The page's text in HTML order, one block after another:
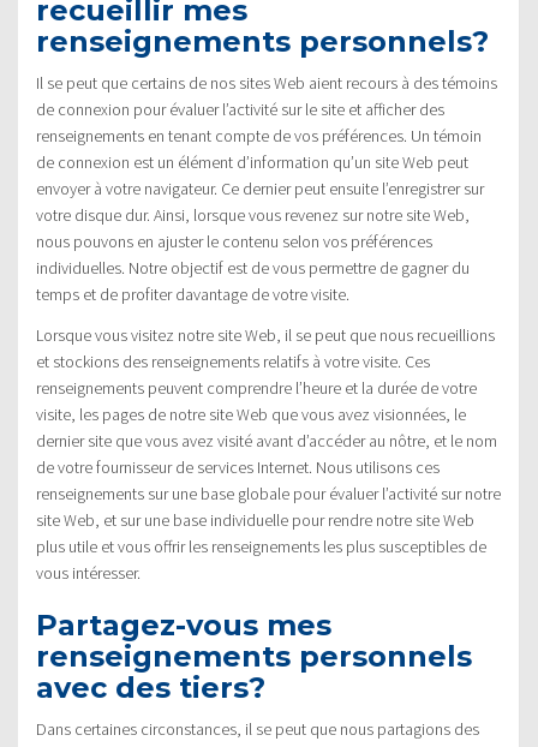
recueillir mes
renseignements personnels?
Il se peut que certains de nos sites Web aient recours à des témoins
de connexion pour évaluer l’activité sur le site et afficher des
renseignements en tenant compte de vos préférences. Un témoin
de connexion est un élément d’information qu’un site Web peut
envoyer à votre navigateur. Ce dernier peut ensuite l’enregistrer sur
votre disque dur. Ainsi, lorsque vous revenez sur notre site Web,
nous pouvons en ajuster le contenu selon vos préférences
individuelles. Notre objectif est de vous permettre de gagner du
temps et de profiter davantage de votre visite.
Lorsque vous visitez notre site Web, il se peut que nous recueillions
et stockions des renseignements relatifs à votre visite. Ces
renseignements peuvent comprendre l’heure et la durée de votre
visite, les pages de notre site Web que vous avez visionnées, le
dernier site que vous avez visité avant d’accéder au nôtre, et le nom
de votre fournisseur de services Internet. Nous utilisons ces
renseignements sur une base globale pour évaluer l’activité sur notre
site Web, et sur une base individuelle pour rendre notre site Web
plus utile et vous offrir les renseignements les plus susceptibles de
vous intéresser.
Partagez-vous mes
renseignements personnels
avec des tiers?
Dans certaines circonstances, il se peut que nous partagions des